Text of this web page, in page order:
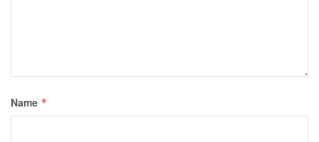
Name *